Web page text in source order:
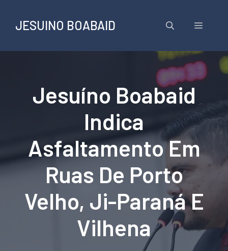
conteúdo
JESUINO BOABAID Menu
Jesuíno Boabaid
Indica
Asfaltamento Em
Ruas De Porto
Velho, Ji-Paraná E
Vilhena